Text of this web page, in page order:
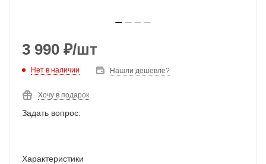
3 990 ₽/шт
Нет в наличии Нашли дешевле?
Хочу в подарок
Задать вопрос:
Характеристики